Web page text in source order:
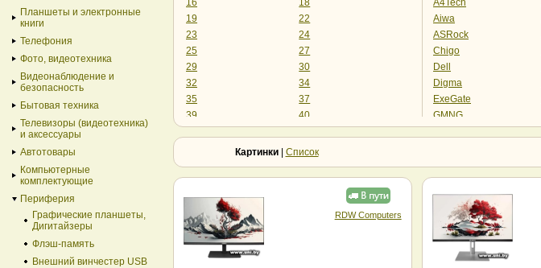
16
18
19
22
23
24
25
27
29
30
32
34
35
37
39
40
55
A4Tech
Aiwa
ASRock
Chigo
Dell
Digma
ExeGate
GMNG
IRBIS
Lenovo
LightCom
MSI
Philips
Raskat
Картинки| Список
RDW Computers
Планшеты и электронные
книги
Телефония
Фото, видеотехника
Видеонаблюдение и
безопасность
Бытовая техника
Телевизоры (видеотехника)
и аксессуары
Автотовары
Компьютерные
комплектующие
Периферия
Графические планшеты,
Дигитайзеры
Флэш-память
Внешний винчестер USB